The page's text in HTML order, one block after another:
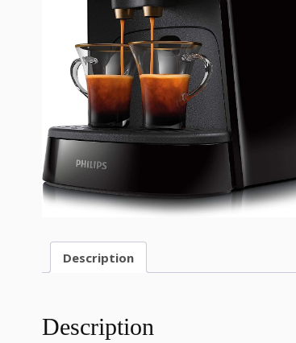
Description
Description